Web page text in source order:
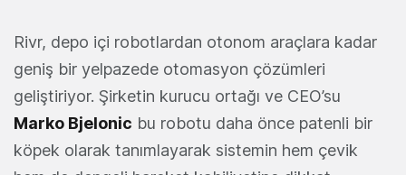
Rivr, depo içi robotlardan otonom araçlara kadar
geniş bir yelpazede otomasyon çözümleri
geliştiriyor. Şirketin kurucu ortağı ve CEO’su
Marko Bjelonic bu robotu daha önce patenli bir
köpek olarak tanımlayarak sistemin hem çevik